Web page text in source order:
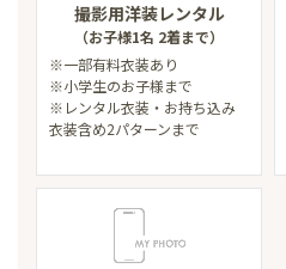
撮影用洋装レンタル
（お子様1名 2着まで）
※一部有料衣装あり
※小学生のお子様まで
※レンタル衣装・お持ち込み
衣装含め2パターンまで